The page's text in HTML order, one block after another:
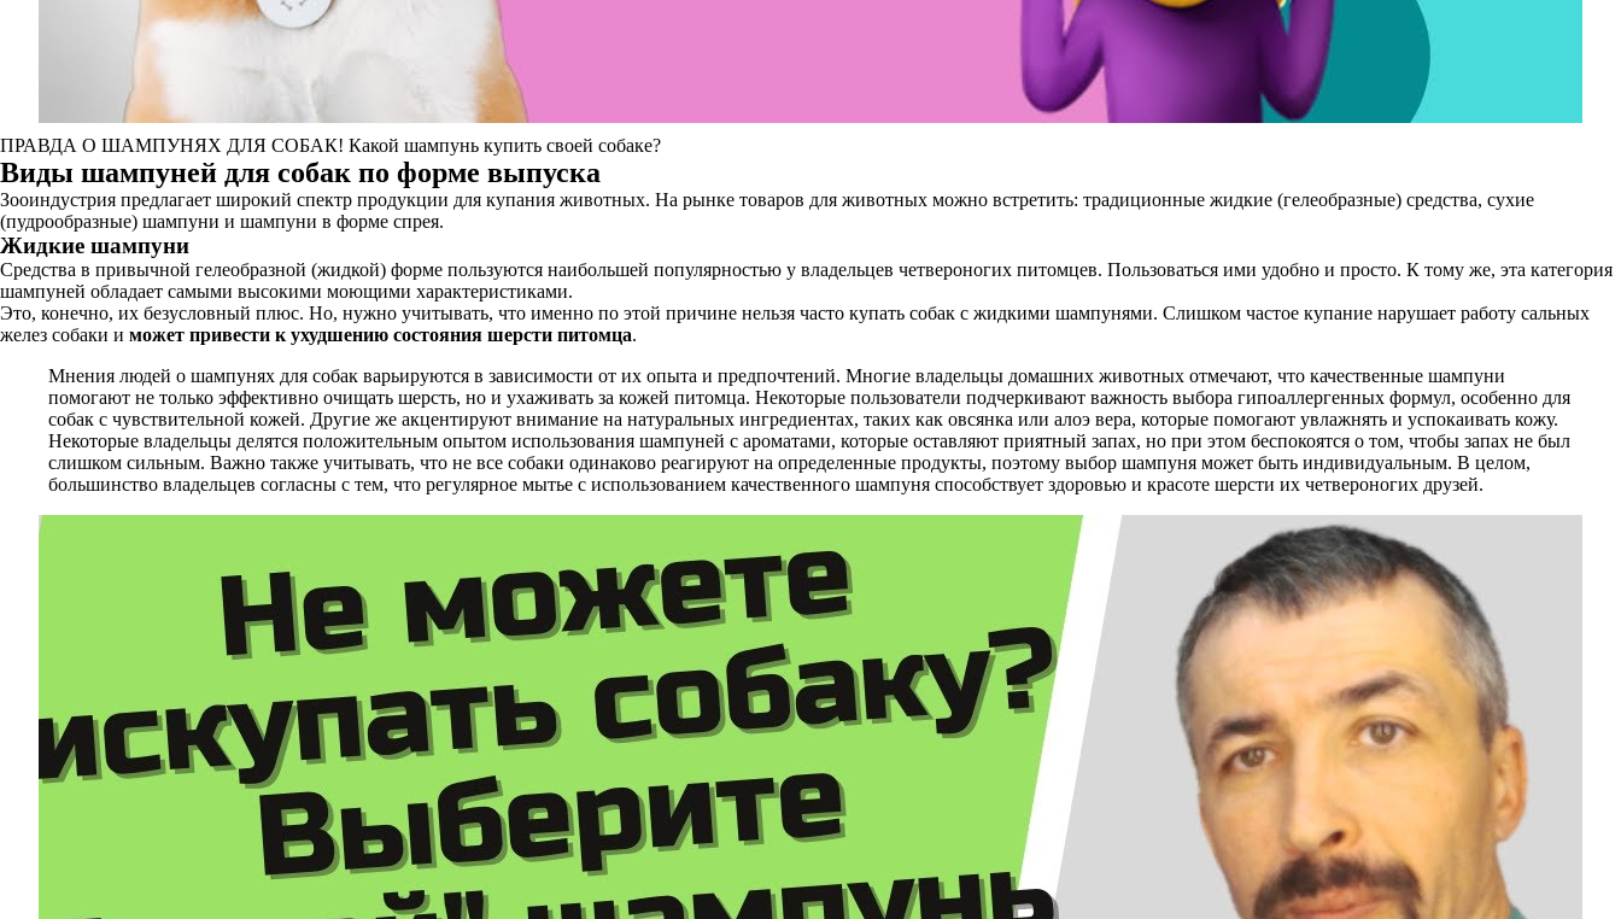
ПРАВДА О ШАМПУНЯХ ДЛЯ СОБАК! Какой шампунь купить своей собаке?
Виды шампуней для собак по форме выпуска
Зооиндустрия предлагает широкий спектр продукции для купания животных. На рынке товаров для животных можно встретить: традиционные жидкие (гелеобразные) средства, сухие
(пудрообразные) шампуни и шампуни в форме спрея.
Жидкие шампуни
Средства в привычной гелеобразной (жидкой) форме пользуются наибольшей популярностью у владельцев четвероногих питомцев. Пользоваться ими удобно и просто. К тому же, эта категория
шампуней обладает самыми высокими моющими характеристиками.
Это, конечно, их безусловный плюс. Но, нужно учитывать, что именно по этой причине нельзя часто купать собак с жидкими шампунями. Слишком частое купание нарушает работу сальных
желез собаки и может привести к ухудшению состояния шерсти питомца.
Мнения людей о шампунях для собак варьируются в зависимости от их опыта и предпочтений. Многие владельцы домашних животных отмечают, что качественные шампуни
помогают не только эффективно очищать шерсть, но и ухаживать за кожей питомца. Некоторые пользователи подчеркивают важность выбора гипоаллергенных формул, особенно для
собак с чувствительной кожей. Другие же акцентируют внимание на натуральных ингредиентах, таких как овсянка или алоэ вера, которые помогают увлажнять и успокаивать кожу.
Некоторые владельцы делятся положительным опытом использования шампуней с ароматами, которые оставляют приятный запах, но при этом беспокоятся о том, чтобы запах не был
слишком сильным. Важно также учитывать, что не все собаки одинаково реагируют на определенные продукты, поэтому выбор шампуня может быть индивидуальным. В целом,
большинство владельцев согласны с тем, что регулярное мытье с использованием качественного шампуня способствует здоровью и красоте шерсти их четвероногих друзей.